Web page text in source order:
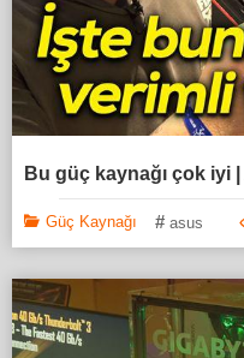
Bu güç kaynağı çok iyi
Güç Kaynağı # asus